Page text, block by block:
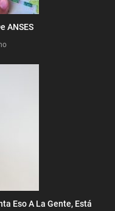
ANSES
Eso A La Gente, Está